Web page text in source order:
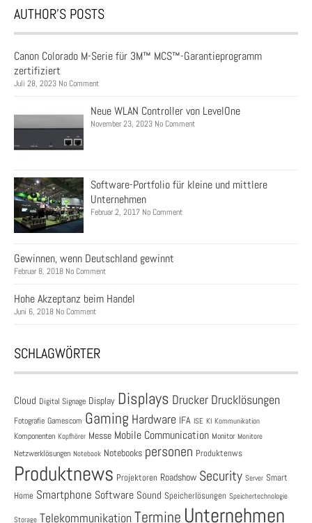
AUTHOR’S POSTS
Canon Colorado M-Serie für 3M™ MCS™-Garantieprogramm
zertifiziert
Juli 28, 2023 No Comment
Neue WLAN Controller von LevelOne
November 23, 2023 No Comment
Software-Portfolio für kleine und mittlere
Unternehmen
Februar 2, 2017 No Comment
Gewinnen, wenn Deutschland gewinnt
Februar 8, 2018 No Comment
Hohe Akzeptanz beim Handel
Juni 6, 2018 No Comment
SCHLAGWÖRTER
Cloud Digital Signage Display Displays Drucker Drucklösungen
Fotografie Gamescom Gaming Hardware IFA ISE KI Kommunikation
Komponenten Kopfhörer Messe Mobile Communication Monitor Monitore
Netzwerklösungen Notebook Notebooks personen Produktenws
Produktnews Projektoren Roadshow Security Server Smart
Home Smartphone Software Sound Speicherlösungen Speichertechnologie
Storage Telekommunikation Termine Unternehmen